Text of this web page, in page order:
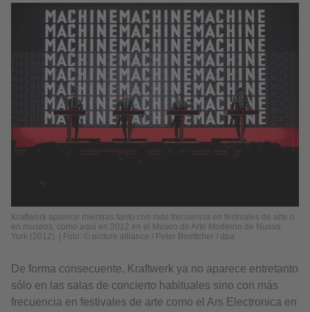
Kraftwerk aparece mientras tanto con más frecuencia en festivales de arte o
en museos, como aquí en 2012 en el Museo de Arte Moderno de Nueva
York (2012). | Foto: © picture alliance / Peter Boettcher / dpa
De forma consecuente, Kraftwerk ya no aparece entretanto
sólo en las salas de concierto habituales sino con más
frecuencia en festivales de arte como el Ars Electronica en